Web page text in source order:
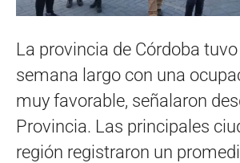
La provincia de Córdoba
semana largo con una
muy favorable, señalaron
Provincia. Las principales
región registraron un